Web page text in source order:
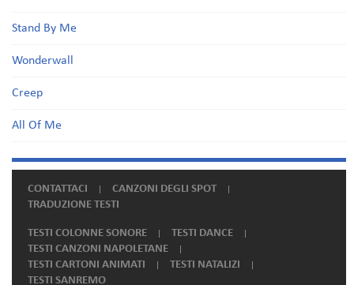
Stand By Me
Wonderwall
Creep
All Of Me
CONTATTACI
CANZONI DEGLI SPOT
TRADUZIONE TESTI
TESTI COLONNE SONORE
TESTI DANCE
TESTI CANZONI NAPOLETANE
TESTI CARTONI ANIMATI
TESTI NATALIZI
TESTI SANREMO